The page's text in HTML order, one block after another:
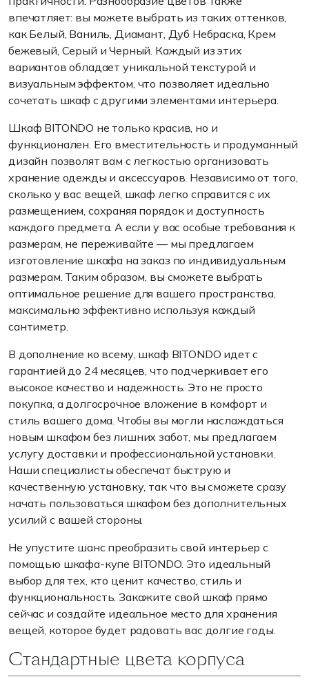
впечатляет: вы можете выбрать из таких оттенков,
как Белый, Ваниль, Диамант, Дуб Небраска, Крем
бежевый, Серый и Черный. Каждый из этих
вариантов обладает уникальной текстурой и
визуальным эффектом, что позволяет идеально
сочетать шкаф с другими элементами интерьера.
Шкаф BITONDO не только красив, но и
функционален. Его вместительность и продуманный
дизайн позволят вам с легкостью организовать
хранение одежды и аксессуаров. Независимо от того,
сколько у вас вещей, шкаф легко справится с их
размещением, сохраняя порядок и доступность
каждого предмета. А если у вас особые требования к
размерам, не переживайте — мы предлагаем
изготовление шкафа на заказ по индивидуальным
размерам. Таким образом, вы сможете выбрать
оптимальное решение для вашего пространства,
максимально эффективно используя каждый
сантиметр.
В дополнение ко всему, шкаф BITONDO идет с
гарантией до 24 месяцев, что подчеркивает его
высокое качество и надежность. Это не просто
покупка, а долгосрочное вложение в комфорт и
стиль вашего дома. Чтобы вы могли наслаждаться
новым шкафом без лишних забот, мы предлагаем
услугу доставки и профессиональной установки.
Наши специалисты обеспечат быструю и
качественную установку, так что вы сможете сразу
начать пользоваться шкафом без дополнительных
усилий с вашей стороны.
Не упустите шанс преобразить свой интерьер с
помощью шкафа-купе BITONDO. Это идеальный
выбор для тех, кто ценит качество, стиль и
функциональность. Закажите свой шкаф прямо
сейчас и создайте идеальное место для хранения
вещей, которое будет радовать вас долгие годы.
Стандартные цвета корпуса